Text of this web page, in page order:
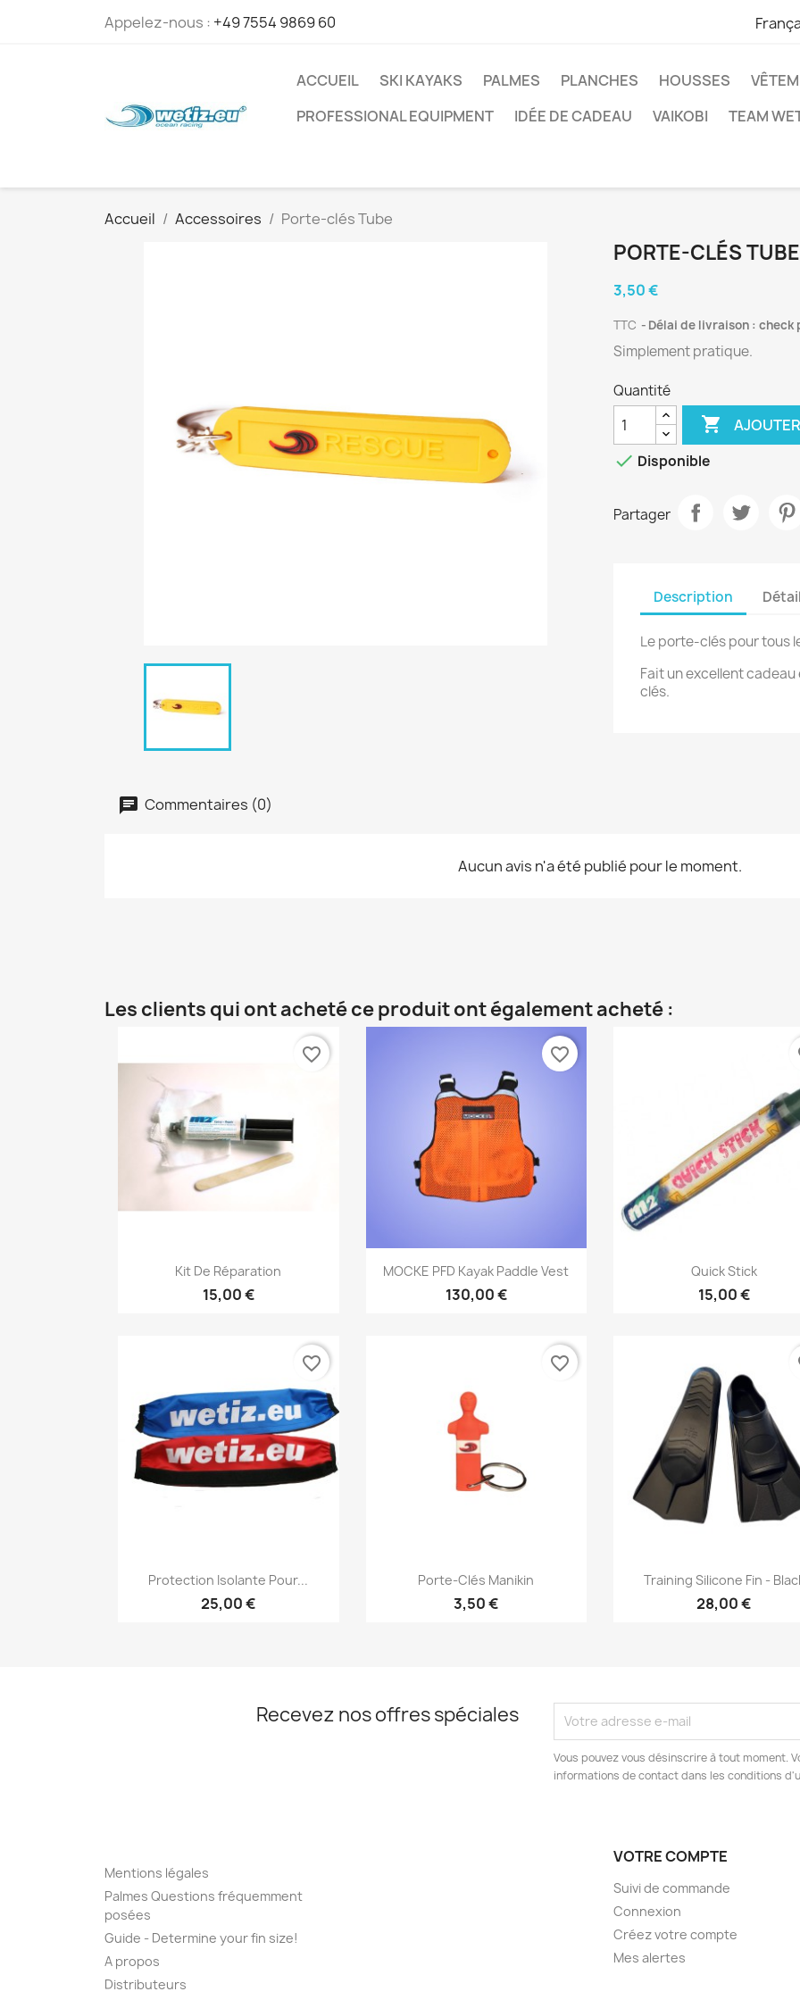
Appelez-nous : +49 7554 9869 60
ACCUEIL SKI KAYAKS PALMES PLANCHES HOUSSES
PROFESSIONAL EQUIPMENT
IDÉE DE CADEAU VAIKOBI TEAM
Accueil Accessoires Porte-clés Tube
PORTE-CLÉS TUBE
3,50 €
TTC Délai de livraison :
Simplement pratique.
Quantité

 Disponible
Partager
Description
Le porte-clés pour tous
Fait un excellent
clés.
Commentaires (0)
Aucun avis n'a été publié pour le moment.
Les clients qui ont acheté ce produit ont également acheté :
Aperçu rapide
Kit De Réparation
15,00 €
favorite_border
Aperçu rapide
MOCKE PFD Kayak Paddle Vest
130,00 €
favorite_border
Aperçu rapide
Quick Stick
15,00 €
Aperçu rapide
Protection Isolante Pour...
25,00 €
favorite_border
Aperçu rapide
Porte-Clés Manikin
3,50 €
favorite_border
Aperçu rapide
Training Silicone Fin -
28,00 €
Recevez nos offres spéciales
Vous pouvez vous désinscrire à tout moment.
informations de contact dans les conditions
Mentions légales
Palmes Questions fréquemment
posées
Guide - Determine your fin size!
A propos
Distributeurs
VOTRE COMPTE
Suivi de commande
Connexion
Créez votre compte
Mes alertes